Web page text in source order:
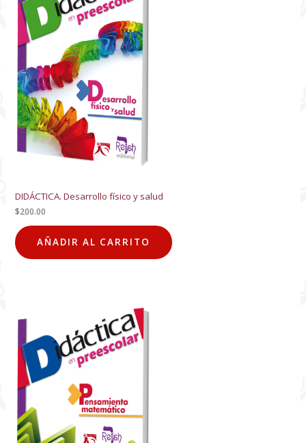
DIDÁCTICA. Desarrollo físico y salud
$200.00
AÑADIR AL CARRITO